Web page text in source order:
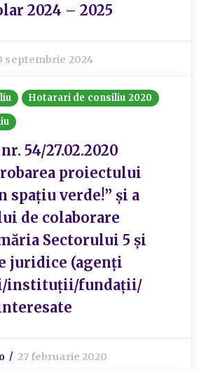
2024 – 2025
septembrie 2024
Hotarari de consiliu 2020
54/27.02.2020
proiectului
spațiu verde!” şi a
de colaborare
Sectorului 5 şi
juridice (agenți
instituții/fundații/
27 februarie 2020